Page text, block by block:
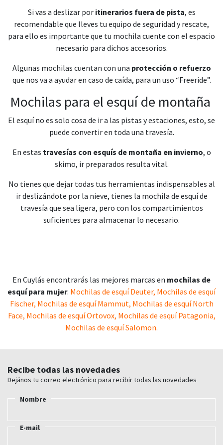
Si vas a deslizar poritinerarios fuera de pista, es
recomendable que lleves tu equipo de seguridad y rescate,
para ello es importante que tu mochila cuente con el espacio
necesario para dichos accesorios.
Algunas mochilas cuentan con una protección o refuerzo
que nos va a ayudar en caso de caída, para un uso “Freeride”.
Mochilas para el esquí de montaña
El esquí no es solo cosa de ir a las pistas y estaciones, esto, se
puede convertir en toda una travesía.
En estas travesías con esquís de montaña en invierno, o
skimo, ir preparados resulta vital.
No tienes que dejar todas tus herramientas indispensables al
ir deslizándote por la nieve, tienes la mochila de esquí de
travesía que sea ligera, pero con los compartimientos
suficientes para almacenar lo necesario.
En Cuylás encontrarás las mejores marcas en mochilas de
esquí para mujer: Mochilas de esquí Deuter, Mochilas de esquí
Fischer, Mochilas de esquí Mammut, Mochilas de esquí North
Face, Mochilas de esquí Ortovox, Mochilas de esquí Patagonia,
Mochilas de esquí Salomon.
Recibe todas las novedades
Dejános tu correo electrónico para recibir todas las novedades
Nombre
E-mail